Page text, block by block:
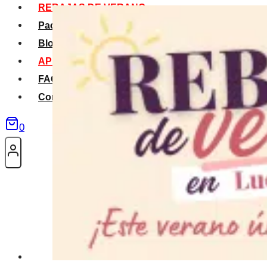
REBAJAS DE VERANO
Packs Verano
Blog
APP La Tribu
FAQS
Contacto
0